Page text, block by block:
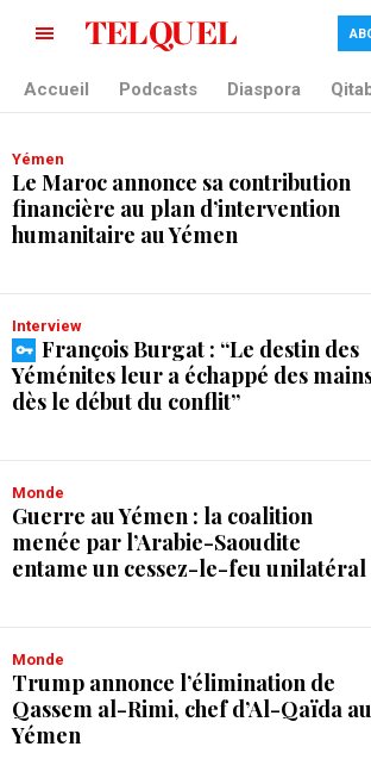
tag blade
Accueil Podcasts Diaspora
Yémen
Le Maroc annonce sa contribution
financière au plan d’intervention
humanitaire au Yémen
Interview
François Burgat : “Le destin des
Yéménites leur a échappé des
dès le début du conflit”
Monde
Guerre au Yémen : la coalition
menée par l’Arabie-Saoudite
entame un cessez-le-feu unilatéral
Monde
Trump annonce l’élimination de
Qassem al-Rimi, chef d’Al-Qaïda au
Yémen